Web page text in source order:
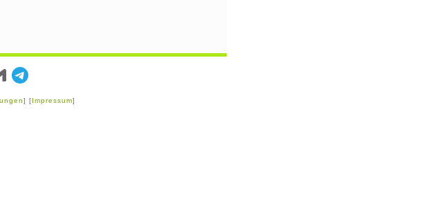
] [Impressum]